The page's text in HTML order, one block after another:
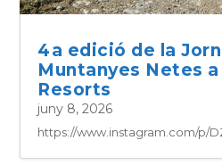
4a edició de la
Muntanyes Netes a
Resorts
juny 8, 2026
https://www.instagram.com/p/